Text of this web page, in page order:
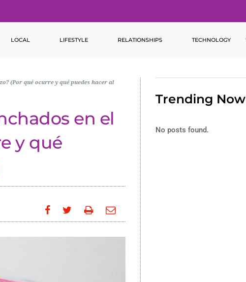
LOCAL LIFESTYLE RELATIONSHIPS TECHNOLOGY
(Por qué ocurre y qué puedes hacer al
en el
y qué
Trending Now
No posts found.